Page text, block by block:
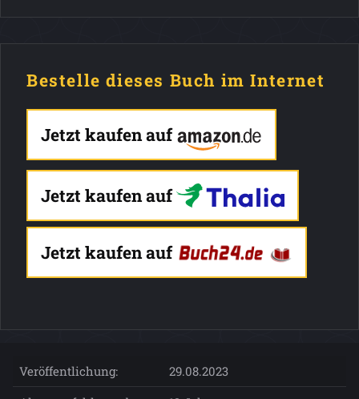
Bestelle dieses Buch im Internet
Jetzt kaufen auf
Jetzt kaufen auf
Jetzt kaufen auf
Veröffentlichung:
29.08.2023